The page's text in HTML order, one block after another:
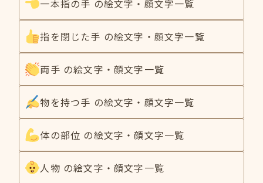
一本指の手 の絵文字・顔文字一覧
指を閉じた手 の絵文字・顔文字一覧
両手 の絵文字・顔文字一覧
物を持つ手 の絵文字・顔文字一覧
体の部位 の絵文字・顔文字一覧
人物 の絵文字・顔文字一覧